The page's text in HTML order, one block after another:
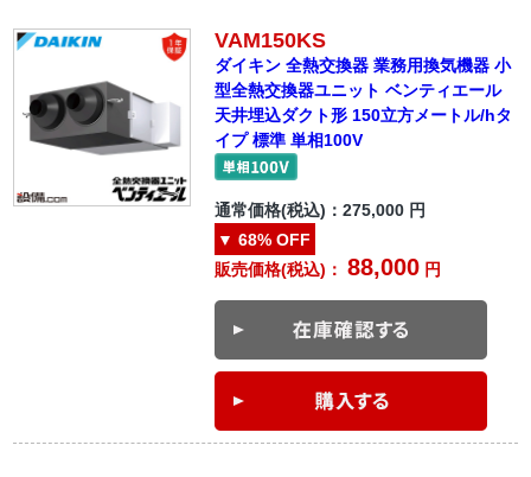
VAM150KS
ダイキン 全熱交換器 業務用換気機器 小
型全熱交換器ユニット ベンティエール
天井埋込ダクト形 150立方メートル/hタ
イプ 標準 単相100V
通常価格(税込)：275,000 円
▼ 68% OFF
販売価格(税込)：88,000 円